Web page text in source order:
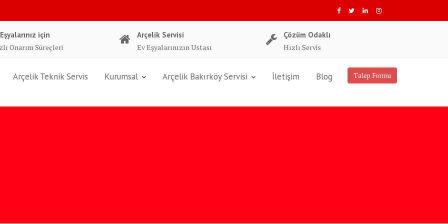
için
Onarım Süreçleri
Arçelik Servisi
Ev Eşyalarınızın Ustası
Çözüm Odaklı
Hızlı Servis
Talep Formu
Arçelik Teknik Servis Kurumsal Arçelik Bakırköy Servisi İletişim Blog